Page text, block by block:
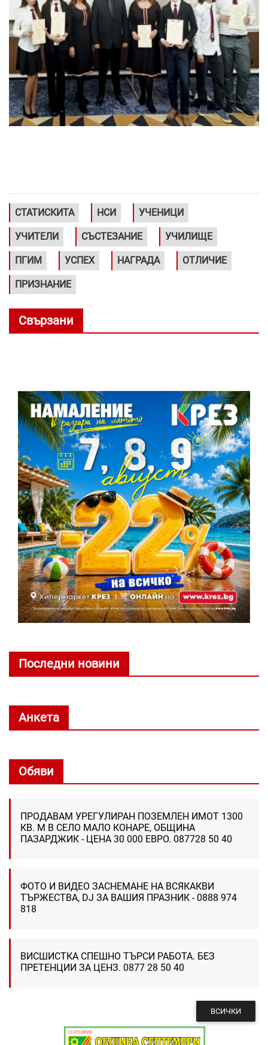
СТАТИСКИТА НСИ УЧЕНИЦИ
УЧИТЕЛИ СЪСТЕЗАНИЕ УЧИЛИЩЕ
ПГИМ УСПЕХ НАГРАДА ОТЛИЧИЕ
ПРИЗНАНИЕ
Свързани
Последни новини
Анкета
Обяви
ПРОДАВАМ УРЕГУЛИРАН ПОЗЕМЛЕН ИМОТ 1300
КВ. М В СЕЛО МАЛО КОНАРЕ, ОБЩИНА
ПАЗАРДЖИК - ЦЕНА 30 000 ЕВРО. 087728 50 40
ФОТО И ВИДЕО ЗАСНЕМАНЕ НА ВСЯКАКВИ
ТЪРЖЕСТВА, DJ ЗА ВАШИЯ ПРАЗНИК - 0888 974
818
ВИСШИСТКА СПЕШНО ТЪРСИ РАБОТА. БЕЗ
ПРЕТЕНЦИИ ЗА ЦЕНЗ. 0877 28 50 40
ВСИЧКИ